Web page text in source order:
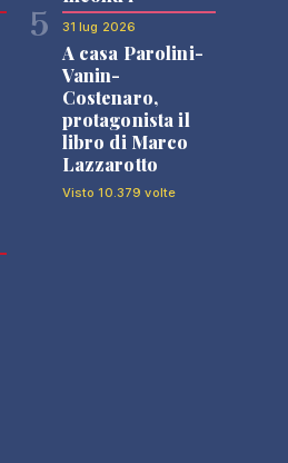
5 31 lug 2026
A casa Parolini-
Vanin-
Costenaro,
protagonista il
libro di Marco
Lazzarotto
Visto 10.379 volte